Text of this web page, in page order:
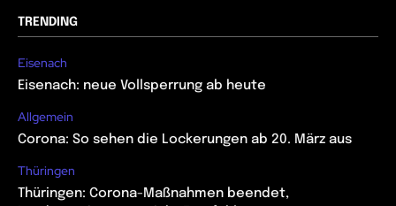
TRENDING
Eisenach
Eisenach: neue Vollsperrung ab heute
Allgemein
Corona: So sehen die Lockerungen ab 20. März aus
Thüringen
Thüringen: Corona-Maßnahmen beendet,